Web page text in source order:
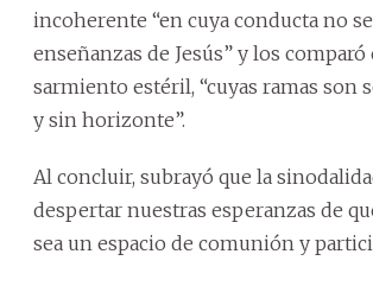
incoherente “en cuya conducta no
enseñanzas de Jesús” y los
sarmiento estéril, “cuyas ramas son
y sin horizonte”.
Al concluir, subrayó que la
despertar nuestras esperanzas de
sea un espacio de comunión y